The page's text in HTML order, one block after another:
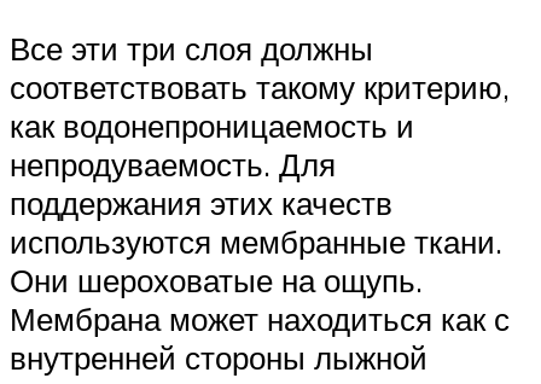
Все эти три слоя должны
соответствовать такому критерию,
как водонепроницаемость и
непродуваемость. Для
поддержания этих качеств
используются мембранные ткани.
Они шероховатые на ощупь.
Мембрана может находиться как с
внутренней стороны лыжной